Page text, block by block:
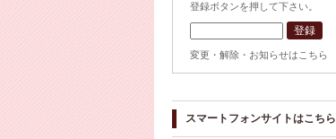
登録ボタンを押して下さい。
変更・解除・お知らせはこちら
スマートフォンサイトはこちら